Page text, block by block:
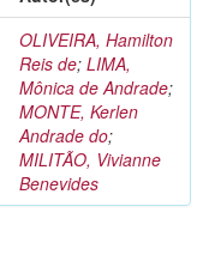
OLIVEIRA, Hamilton
Reis de; LIMA,
Mônica de Andrade;
MONTE, Kerlen
Andrade do;
MILITÃO, Vivianne
Benevides